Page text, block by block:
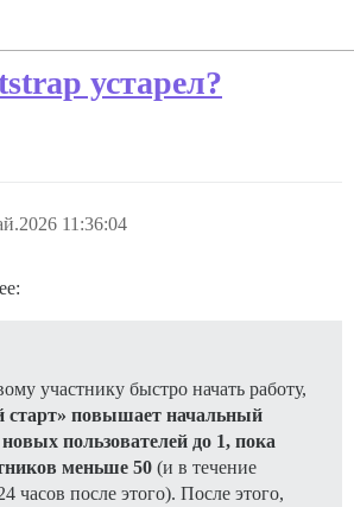
устарел?
11:36:04
участнику быстро начать работу,
повышает начальный
пользователей до 1, пока
меньше 50 (и в течение
часов после этого). После этого,